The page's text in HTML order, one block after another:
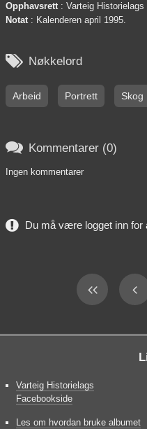
Opphavsrett: Varteig Historielags
Notat: Kalenderen april 1995.
 Nøkkelord
Arbeid Portrett Skog
 Kommentarer (0)
Ingen kommentarer
Du må være logget inn for
Varteig Historielags
Facebookside
Les om hvordan bruke albumet